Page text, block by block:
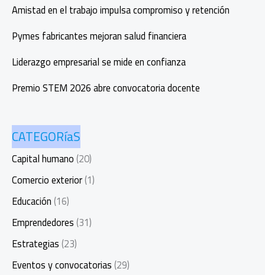
Amistad en el trabajo impulsa compromiso y retención
Pymes fabricantes mejoran salud financiera
Liderazgo empresarial se mide en confianza
Premio STEM 2026 abre convocatoria docente
CATEGORíaS
Capital humano(20)
Comercio exterior(1)
Educación(16)
Emprendedores(31)
Estrategias(23)
Eventos y convocatorias(29)